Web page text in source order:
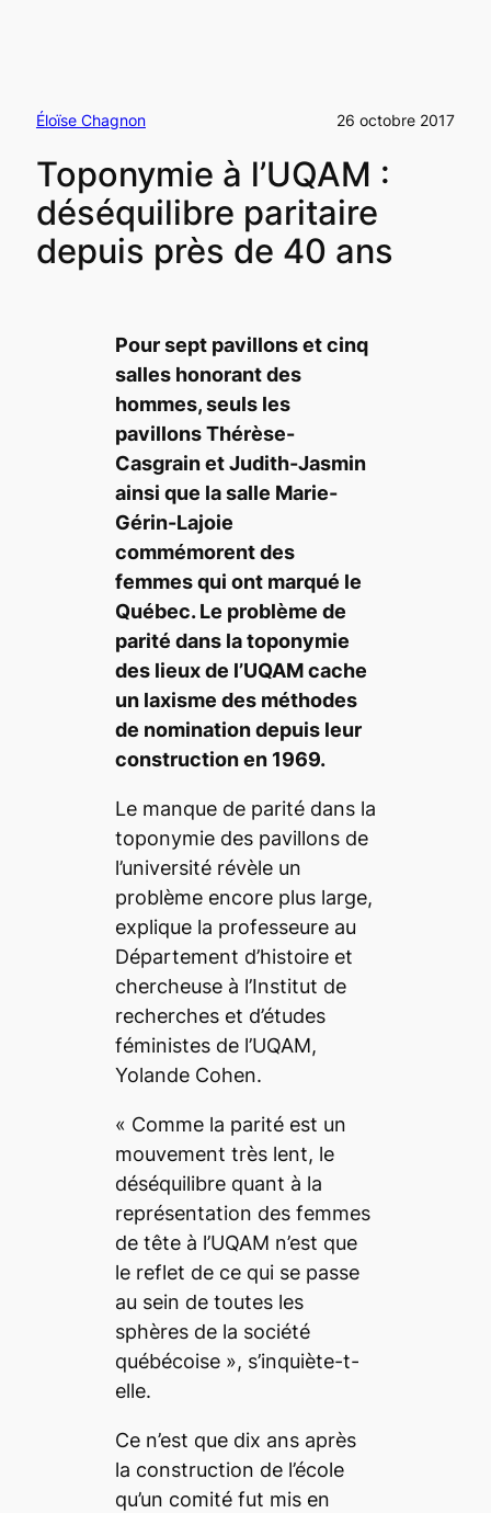
Éloïse Chagnon 26 octobre 2017
Toponymie à l’UQAM :
déséquilibre paritaire
depuis près de 40 ans
Pour sept pavillons et cinq
salles honorant des
hommes, seuls les
pavillons Thérèse-
Casgrain et Judith-Jasmin
ainsi que la salle Marie-
Gérin-Lajoie
commémorent des
femmes qui ont marqué le
Québec. Le problème de
parité dans la toponymie
des lieux de l’UQAM cache
un laxisme des méthodes
de nomination depuis leur
construction en 1969.
Le manque de parité dans la
toponymie des pavillons de
l’université révèle un
problème encore plus large,
explique la professeure au
Département d’histoire et
chercheuse à l’Institut de
recherches et d’études
féministes de l’UQAM,
Yolande Cohen.
« Comme la parité est un
mouvement très lent, le
déséquilibre quant à la
représentation des femmes
de tête à l’UQAM n’est que
le reflet de ce qui se passe
au sein de toutes les
sphères de la société
québécoise», s’inquiète-t-
elle.
Ce n’est que dix ans après
la construction de l’école
qu’un comité fut mis en